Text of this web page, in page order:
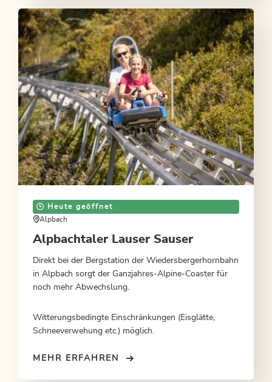
Heute geöffnet
Alpbach
Alpbachtaler Lauser Sauser
Direkt bei der Bergstation der Wiedersbergerhornbahn
in Alpbach sorgt der Ganzjahres-Alpine-Coaster für
noch mehr Abwechslung.
Witterungsbedingte Einschränkungen (Eisglätte,
Schneeverwehung etc.) möglich.
MEHR ERFAHREN